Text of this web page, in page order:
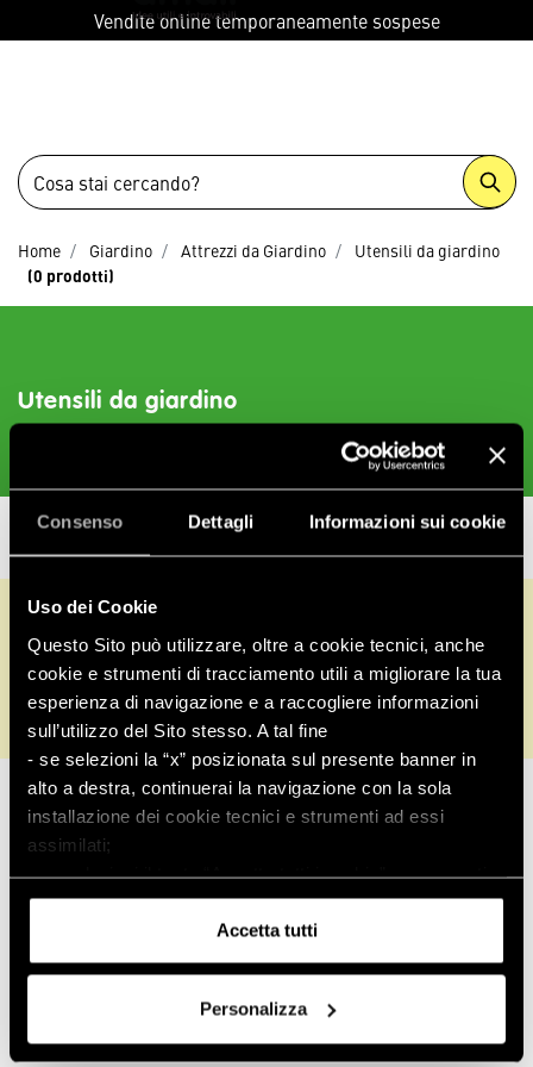
Consenso Dettagli Informazioni sui cookie
Uso dei Cookie
Questo Sito può utilizzare, oltre a cookie tecnici, anche
cookie e strumenti di tracciamento utili a migliorare la tua
esperienza di navigazione e a raccogliere informazioni
sull’utilizzo del Sito stesso. A tal fine
- se selezioni la “x” posizionata sul presente banner in
alto a destra, continuerai la navigazione con la sola
installazione dei cookie tecnici e strumenti ad essi
assimilati;
- se selezioni il tasto “Accetta tutti i cookie”, acconsenti
all’installazione di tutti i cookie e strumenti di
Puoi conoscere i relativi dettagli
sezioni della presente pagina.
Accetta tutti
Personalizza
Vendite online temporaneamente sospese
Home Giardino Attrezzi da Giardino
Utensili da giardino
(0 prodotti)
Utensili da giardino
0 prodotti
clienti
Controlla ordine
Pagamenti sicuri